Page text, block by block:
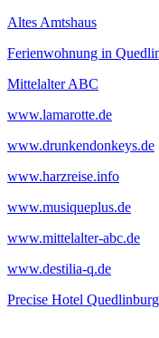
Altes Amtshaus
Ferienwohnung in
Mittelalter ABC
www.lamarotte.de
www.drunkendonkeys.de
www.harzreise.info
www.musiqueplus.de
www.mittelalter-abc.de
www.destilia-q.de
Precise Hotel